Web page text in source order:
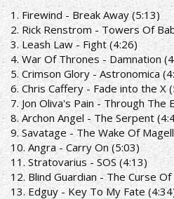
ΕΚΠΟΜΠΗ
"THIS
IS
HEAVY
METAL"
ΤΗΣ
ΤΡΙΤΗΣ
12/07/22
1. Firewind - Break Away (5:13)
2. Rick Renstrom - Towers Of
3. Leash Law - Fight (4:26)
4. War Of Thrones - Damnation
5. Crimson Glory - Astronomica
6. Chris Caffery - Fade into the X
7. Jon Oliva's Pain - Through The
8. Archon Angel - The Serpent
9. Savatage - The Wake Of
10. Angra - Carry On (5:03)
11. Stratovarius - SOS (4:13)
12. Blind Guardian - The Curse
13. Edguy - Key To My Fate